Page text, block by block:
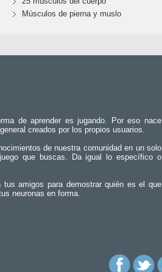
Músculos de pierna y muslo
de aprender es jugando. Por eso nace
creados por los propios usuarios.
de nuestra comunidad en un solo
que buscas. Da igual lo específico o
amigos para demostrar quién es el que
neuronas en forma.